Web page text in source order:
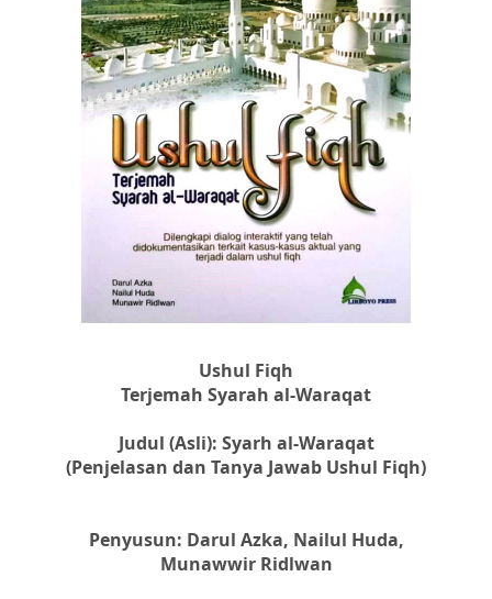
Ushul Fiqh
Terjemah Syarah al-Waraqat
Judul (Asli): Syarh al-Waraqat
(Penjelasan dan Tanya Jawab Ushul Fiqh)
Penyusun: Darul Azka, Nailul Huda,
Munawwir Ridlwan